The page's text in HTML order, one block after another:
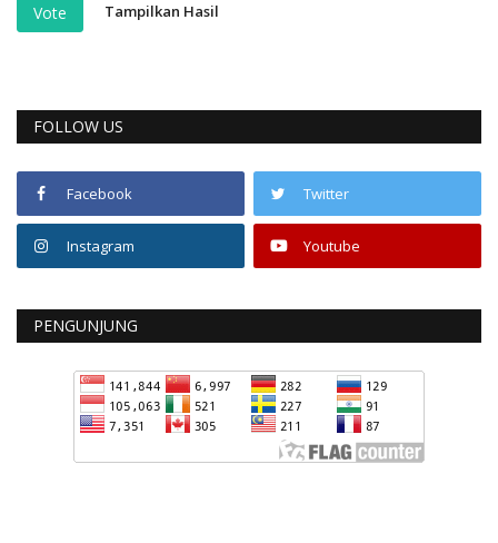
Vote Tampilkan Hasil
FOLLOW US
Facebook Twitter
Instagram Youtube
PENGUNJUNG